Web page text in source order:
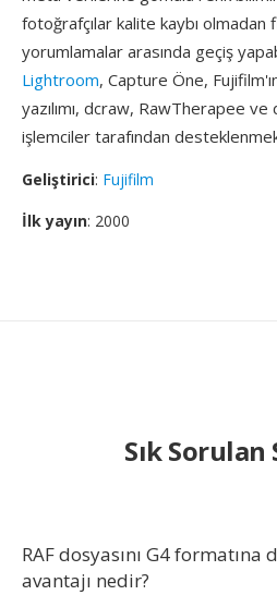
fotoğrafçılar kalite kaybı olmadan
yorumlamalar arasında geçiş
Lightroom, Capture Öne,
yazılımı, dcraw, RawTherapee ve
işlemciler tarafından
Geliştirici: Fujifilm
İlk yayın: 2000
Sık
RAF dosyasını G4
avantajı nedir?